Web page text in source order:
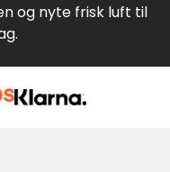
og nyte frisk luft til